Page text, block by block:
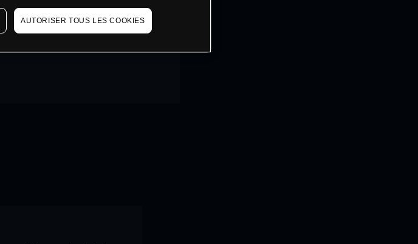
AUTORISER TOUS LES COOKIES